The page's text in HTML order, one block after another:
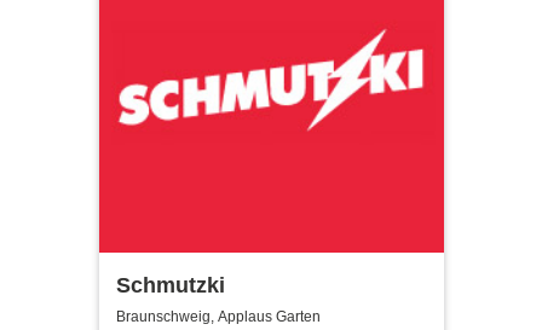
Schmutzki
Braunschweig, Applaus Garten